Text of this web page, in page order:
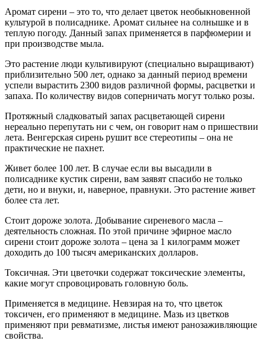
Аромат сирени – это то, что делает цветок необыкновенной
культурой в полисаднике. Аромат сильнее на солнышке и в
теплую погоду. Данный запах применяется в парфюмерии и
при производстве мыла.
Это растение люди культивируют (специально выращивают)
приблизительно 500 лет, однако за данный период времени
успели вырастить 2300 видов различной формы, расцветки и
запаха. По количеству видов соперничать могут только розы.
Протяжный сладковатый запах расцветающей сирени
нереально перепутать ни с чем, он говорит нам о пришествии
лета. Венгерская сирень рушит все стереотипы – она не
практические не пахнет.
Живет более 100 лет. В случае если вы высадили в
полисаднике кустик сирени, вам заявят спасибо не только
дети, но и внуки, и, наверное, правнуки. Это растение живет
более ста лет.
Стоит дороже золота. Добывание сиреневого масла –
деятельность сложная. По этой причине эфирное масло
сирени стоит дороже золота – цена за 1 килограмм может
доходить до 100 тысяч американских долларов.
Токсичная. Эти цветочки содержат токсические элементы,
какие могут спровоцировать головную боль.
Применяется в медицине. Невзирая на то, что цветок
токсичен, его применяют в медицине. Мазь из цветков
применяют при ревматизме, листья имеют ранозаживляющие
свойства.